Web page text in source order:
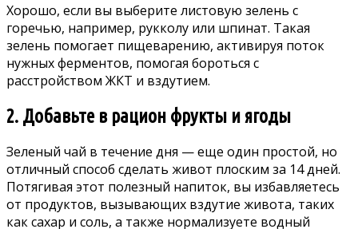
Хорошо, если вы выберите листовую зелень с
горечью, например, рукколу или шпинат. Такая
зелень помогает пищеварению, активируя поток
нужных ферментов, помогая бороться с
расстройством ЖКТ и вздутием.
2. Добавьте в рацион фрукты и ягоды
Зеленый чай в течение дня — еще один простой, но
отличный способ сделать живот плоским за 14 дней.
Потягивая этот полезный напиток, вы избавляетесь
от продуктов, вызывающих вздутие живота, таких
как сахар и соль, а также нормализуете водный